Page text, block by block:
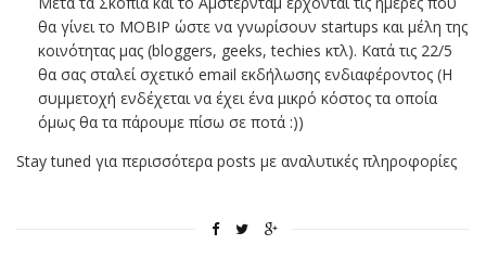
θα γίνει το MOBIP ώστε να γνωρίσουν startups και μέλη της
κοινότητας μας (bloggers, geeks, techies κτλ). Κατά τις 22/5
θα σας σταλεί σχετικό email εκδήλωσης ενδιαφέροντος (Η
συμμετοχή ενδέχεται να έχει ένα μικρό κόστος τα οποία
όμως θα τα πάρουμε πίσω σε ποτά :))
Stay tuned για περισσότερα posts με αναλυτικές πληροφορίες